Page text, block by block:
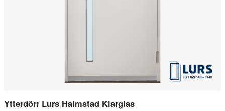
Ytterdörr Lurs Halmstad Klarglas